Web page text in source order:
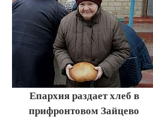
Епархия раздает хлеб в
прифронтовом Зайцево